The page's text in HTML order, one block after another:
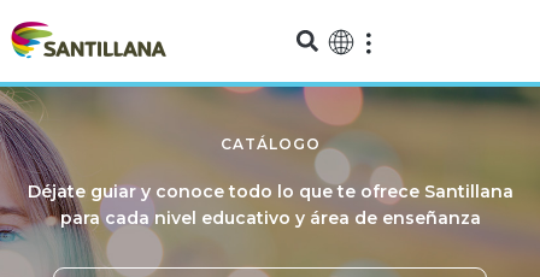
CATÁLOGO
Déjate guiar y conoce todo lo que te ofrece Santillana
para cada nivel educativo y área de enseñanza